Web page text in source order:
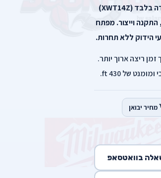
Speed 1/2 אינץ’ רבוע עם סדן טבעת חיכוך, כלי עבודה בלבד (XWT14Z)
וייצור. מפתח
הידוק ללא תחרות.
ריצה ארוך יותר.
יבואן
בוואטסאפ